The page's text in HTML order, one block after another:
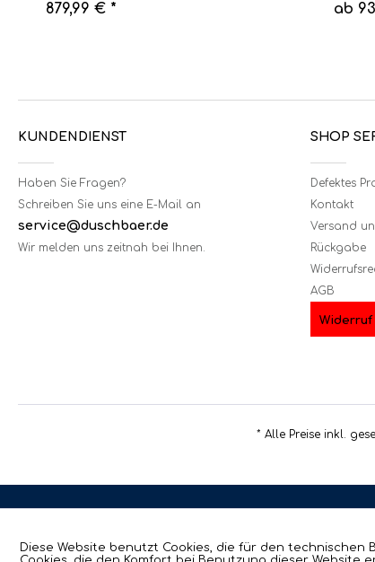
879,99 € * ab
KUNDENDIENST
Haben Sie Fragen?
Schreiben Sie uns eine E-Mail an
service@duschbaer.de
Wir melden uns zeitnah bei Ihnen.
SHOP
Defektes
Kontakt
Versand
Rückgabe
AGB
Widerruf
* Alle Preise inkl.
Diese Website benutzt Cookies, die für den